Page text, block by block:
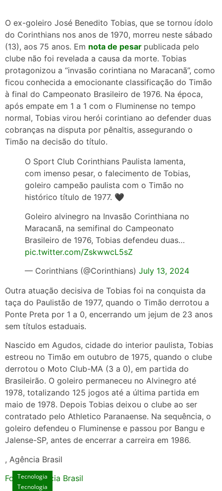
O ex-goleiro José Benedito Tobias, que se tornou ídolo
do Corinthians nos anos de 1970, morreu neste sábado
(13), aos 75 anos. Em nota de pesar publicada pelo
clube não foi revelada a causa da morte. Tobias
protagonizou a “invasão corintiana no Maracanã”, como
ficou conhecida a emocionante classificação do Timão
à final do Campeonato Brasileiro de 1976. Na época,
após empate em 1 a 1 com o Fluminense no tempo
normal, Tobias virou herói corintiano ao defender duas
cobranças na disputa por pênaltis, assegurando o
Timão na decisão do título.
O Sport Club Corinthians Paulista lamenta,
com imenso pesar, o falecimento de Tobias,
goleiro campeão paulista com o Timão no
histórico título de 1977. 🖤
Goleiro alvinegro na Invasão Corinthiana no
Maracanã, na semifinal do Campeonato
Brasileiro de 1976, Tobias defendeu duas…
pic.twitter.com/ZskwwcL5sZ
— Corinthians (@Corinthians) July 13, 2024
Outra atuação decisiva de Tobias foi na conquista da
taça do Paulistão de 1977, quando o Timão derrotou a
Ponte Preta por 1 a 0, encerrando um jejum de 23 anos
sem títulos estaduais.
Nascido em Agudos, cidade do interior paulista, Tobias
estreou no Timão em outubro de 1975, quando o clube
derrotou o Moto Club-MA (3 a 0), em partida do
Brasileirão. O goleiro permaneceu no Alvinegro até
1978, totalizando 125 jogos até a última partida em
maio de 1978. Depois Tobias deixou o clube ao ser
contratado pelo Athletico Paranaense. Na sequência, o
goleiro defendeu o Fluminense e passou por Bangu e
Jalense-SP, antes de encerrar a carreira em 1986.
, Agência Brasil
Fonte: Agencia Brasil
Tecnologia
Tecnologia